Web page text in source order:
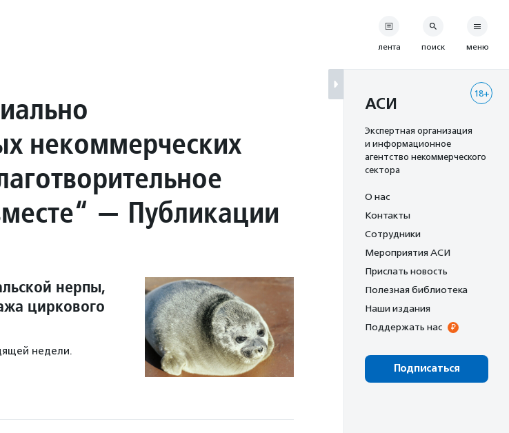
некоммерческих
— Публикации
нерпы,
циркового
недели.
лента поиск меню
18+
АСИ
Экспертная организация
и информационное
агентство некоммерческого
сектора
О нас
Контакты
Сотрудники
Мероприятия АСИ
Прислать новость
Полезная библиотека
Наши издания
Поддержать нас
Подписаться